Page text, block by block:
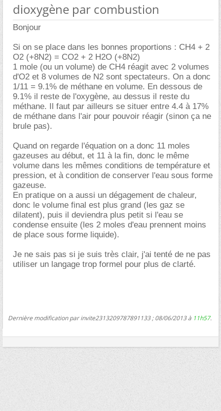
dioxygène par combustion
Bonjour
Si on se place dans les bonnes proportions : CH4 + 2
O2 (+8N2) = CO2 + 2 H2O (+8N2)
1 mole (ou un volume) de CH4 réagit avec 2 volumes
d'O2 et 8 volumes de N2 sont spectateurs. On a donc
1/11 = 9.1% de méthane en volume. En dessous de
9.1% il reste de l'oxygène, au dessus il reste du
méthane. Il faut par ailleurs se situer entre 4.4 à 17%
de méthane dans l'air pour pouvoir réagir (sinon ça ne
brule pas).
Quand on regarde l'équation on a donc 11 moles
gazeuses au début, et 11 à la fin, donc le même
volume dans les mêmes conditions de température et
pression, et à condition de conserver l'eau sous forme
gazeuse.
En pratique on a aussi un dégagement de chaleur,
donc le volume final est plus grand (les gaz se
dilatent), puis il deviendra plus petit si l'eau se
condense ensuite (les 2 moles d'eau prennent moins
de place sous forme liquide).
Je ne sais pas si je suis très clair, j'ai tenté de ne pas
utiliser un langage trop formel pour plus de clarté.
Dernière modification par invite2313209787891133 ; 08/06/2013 à 11h57.